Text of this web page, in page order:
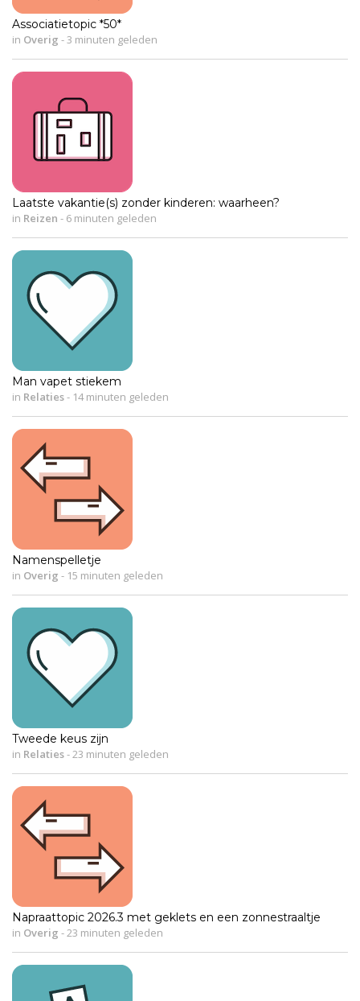
Associatietopic *50*
in Overig -3 minuten geleden
Laatste vakantie(s) zonder kinderen: waarheen?
in Reizen - 6 minuten geleden
Man vapet stiekem
in Relaties- 14 minuten geleden
Namenspelletje
in Overig - 15 minuten geleden
Tweede keus zijn
in Relaties-23 minuten geleden
Napraattopic 2026.3 met geklets en een zonnestraaltje
in Overig -23 minuten geleden